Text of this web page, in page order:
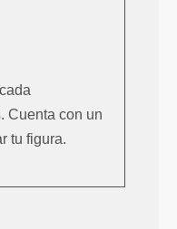
Cuenta con un
tu figura.